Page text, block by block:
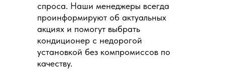
спроса. Наши менеджеры всегда
проинформируют об актуальных
акциях и помогут выбрать
кондиционер с недорогой
установкой без компромиссов по
качеству.